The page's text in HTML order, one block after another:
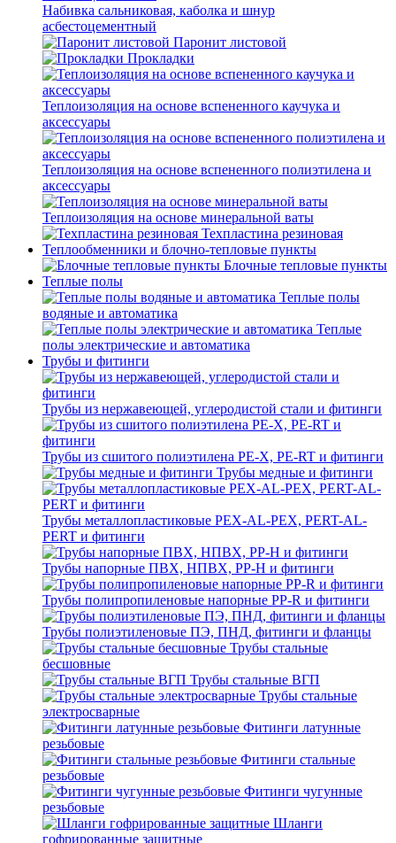
Набивка сальниковая, каболка и шнур
асбестоцементный
Паронит листовой
Прокладки
Теплоизоляция на основе вспененного каучука и
аксессуары
Теплоизоляция на основе вспененного полиэтилена и
аксессуары
Теплоизоляция на основе минеральной ваты
Техпластина резиновая
Теплообменники и блочно-тепловые пункты
Блочные тепловые пункты
Теплые полы
Теплые полы
водяные и автоматика
Теплые
полы электрические и автоматика
Трубы и фитинги
Трубы из нержавеющей, углеродистой стали и фитинги
Трубы из сшитого полиэтилена PE-X, PE-RT и фитинги
Трубы медные и фитинги
Трубы металлопластиковые PEX-AL-PEX, PERT-AL-
PERT и фитинги
Трубы напорные ПВХ, НПВХ, PP-H и фитинги
Трубы полипропиленовые напорные PP-R и фитинги
Трубы полиэтиленовые ПЭ, ПНД, фитинги и фланцы
Трубы стальные
бесшовные
Трубы стальные ВГП
Трубы стальные
электросварные
Фитинги латунные
резьбовые
Фитинги стальные
резьбовые
Фитинги чугунные
резьбовые
Шланги
гофрированные защитные